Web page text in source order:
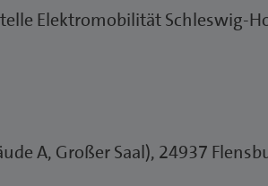
Elektromobilität Schleswig-
A, Großer Saal), 24937